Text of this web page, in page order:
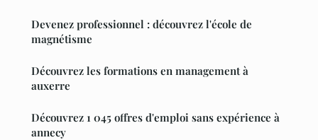
Devenez professionnel : découvrez l'école de
magnétisme
Découvrez les formations en management à
auxerre
Découvrez 1 045 offres d'emploi sans expérience à
annecy